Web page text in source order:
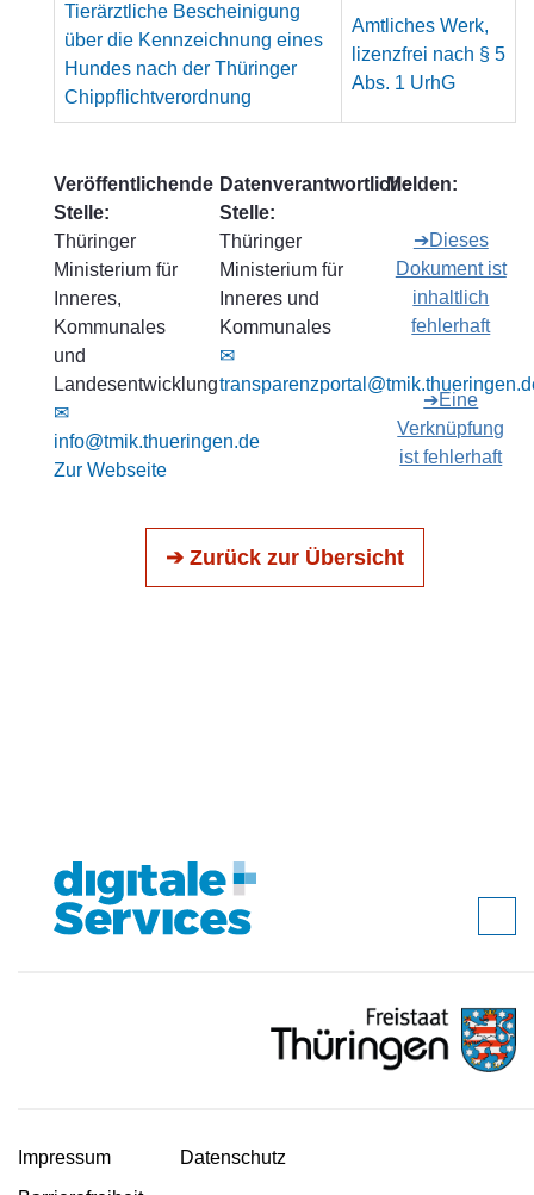
Tierärztliche Bescheinigung
über die Kennzeichnung eines
Hundes nach der Thüringer
Chippflichtverordnung
Amtliches Werk,
lizenzfrei nach § 5
Abs. 1 UrhG
Veröffentlichende
Stelle:
Thüringer
Ministerium für
Inneres,
Kommunales
und
Landesentwicklung
✉
info@tmik.thueringen.de
Zur Webseite
Datenverantwortliche
Stelle:
Thüringer
Ministerium für
Inneres und
Kommunales
✉
Melden:
➔Dieses
Dokument ist
inhaltlich
fehlerhaft
➔Eine
Verknüpfung
ist fehlerhaft
➔ Zurück zur Übersicht
Impressum
Datenschutz